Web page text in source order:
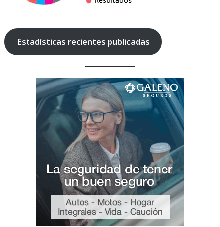
Estadísticas recientes publicadas